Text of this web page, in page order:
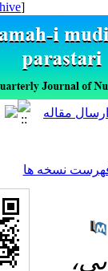
[ English ]